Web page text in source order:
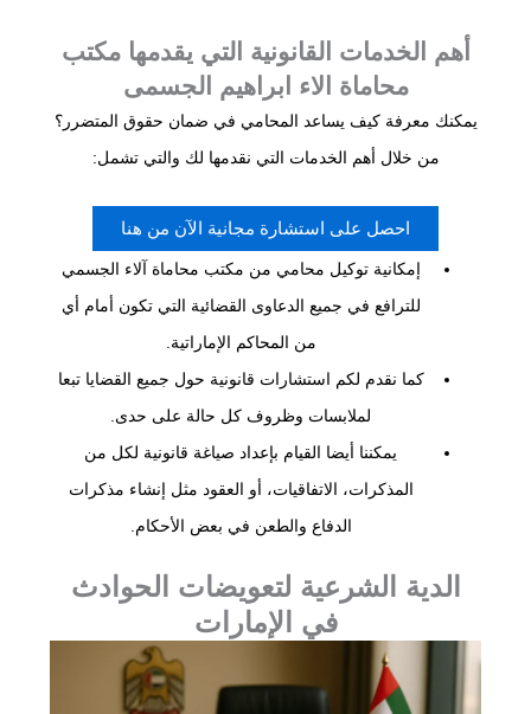
أهم الخدمات القانونية التي يقدمها مكتب
محاماة الاء ابراهيم الجسمى
يمكنك معرفة كيف يساعد المحامي في ضمان حقوق المتضرر؟
من خلال أهم الخدمات التي نقدمها لك والتي تشمل:
احصل على استشارة مجانية الآن من هنا
إمكانية توكيل محامي من مكتب محاماة آلاء الجسمي
للترافع في جميع الدعاوى القضائية التي تكون أمام أي
من المحاكم الإماراتية.
كما نقدم لكم استشارات قانونية حول جميع القضايا تبعا
لملابسات وظروف كل حالة على حدى.
يمكننا أيضا القيام بإعداد صياغة قانونية لكل من
المذكرات، الاتفاقيات، أو العقود مثل إنشاء مذكرات
الدفاع والطعن في بعض الأحكام.
الدية الشرعية لتعويضات الحوادث
في الإمارات